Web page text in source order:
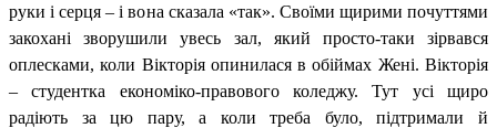
руки і серця – і вона сказала «так». Своїми щирими почуттями
закохані зворушили увесь зал, який просто-таки зірвався
оплесками, коли Вікторія опинилася в обіймах Жені. Вікторія
– студентка економіко-правового коледжу. Тут усі щиро
радіють за цю пару, а коли треба було, підтримали й